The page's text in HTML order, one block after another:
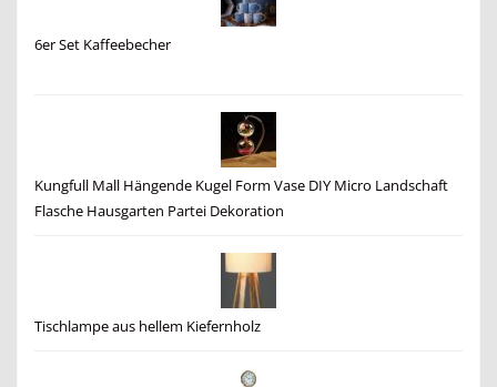
6er Set Kaffeebecher
Kungfull Mall Hängende Kugel Form Vase DIY Micro Landschaft
Flasche Hausgarten Partei Dekoration
Tischlampe aus hellem Kiefernholz